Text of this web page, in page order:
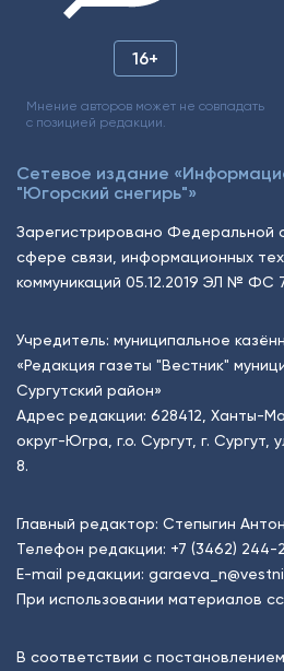
16+
Мнение авторов может не совпадать
с позицией редакции.
Сетевое издание
"Югорский снегирь"»
Зарегистрировано Федеральной
сфере связи, информационных
коммуникаций 05.12.2019 ЭЛ № ФС
Учредитель: муниципальное
«Редакция газеты "Вестник"
Сургутский район»
Адрес редакции: 628412, Ханты-
округ-Югра, г.о. Сургут, г. Сургут,
8.
Главный редактор: Степыгин
Телефон редакции: +7 (3462) 244-
E-mail редакции:
При использовании материалов
В соответствии с